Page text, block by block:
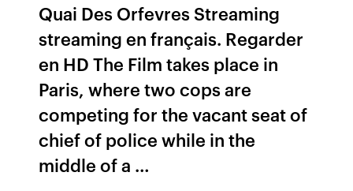
Quai Des Orfevres Streaming
streaming en français. Regarder
en HD The Film takes place in
Paris, where two cops are
competing for the vacant seat of
chief of police while in the
middle of a …